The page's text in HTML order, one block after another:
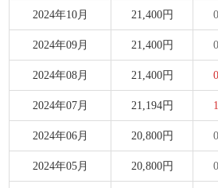
2024年10月 21,400円
2024年09月 21,400円
2024年08月 21,400円
2024年07月 21,194円
2024年06月 20,800円
2024年05月 20,800円